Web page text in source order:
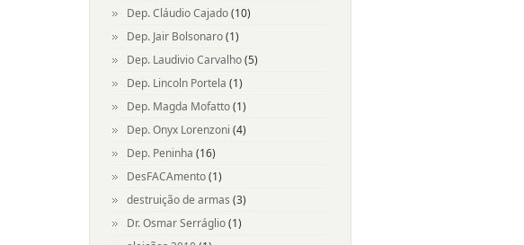
Dep. Cláudio Cajado(10)
Dep. Jair Bolsonaro(1)
Dep. Laudivio Carvalho(5)
Dep. Lincoln Portela (1)
Dep. Magda Mofatto(1)
Dep. Onyx Lorenzoni (4)
Dep. Peninha (16)
DesFACAmento(1)
destruição de armas (3)
Dr. Osmar Serráglio(1)